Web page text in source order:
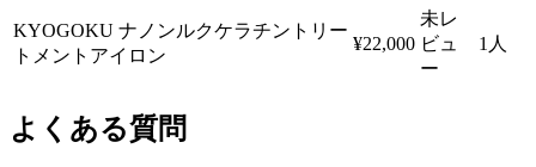
KYOGOKU ナノンルクケラチントリー
トメントアイロン
¥22,000
未レ
ビュ
ー
1人
よくある質問